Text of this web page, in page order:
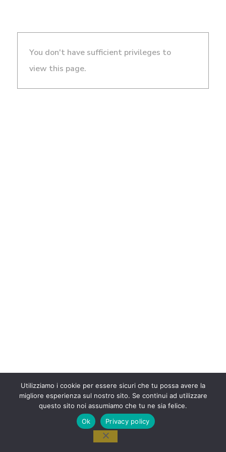
You don't have sufficient privileges to
view this page.
Utilizziamo i cookie per essere sicuri che tu possa avere la
migliore esperienza sul nostro sito. Se continui ad utilizzare
questo sito noi assumiamo che tu ne sia felice.
Ok
Privacy policy